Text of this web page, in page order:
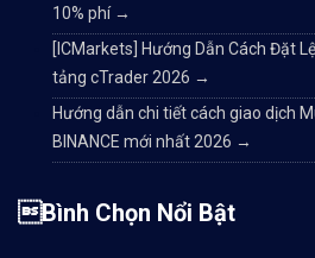
10% phí →
[ICMarkets] Hướng Dẫn Cách Đặt
tảng cTrader 2026 →
Hướng dẫn chi tiết cách giao dịch
BINANCE mới nhất 2026 →
Bình Chọn Nổi Bật